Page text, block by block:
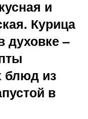
и
Курица
духовке –
блюд из
в